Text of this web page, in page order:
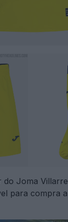
do Joma
para compra